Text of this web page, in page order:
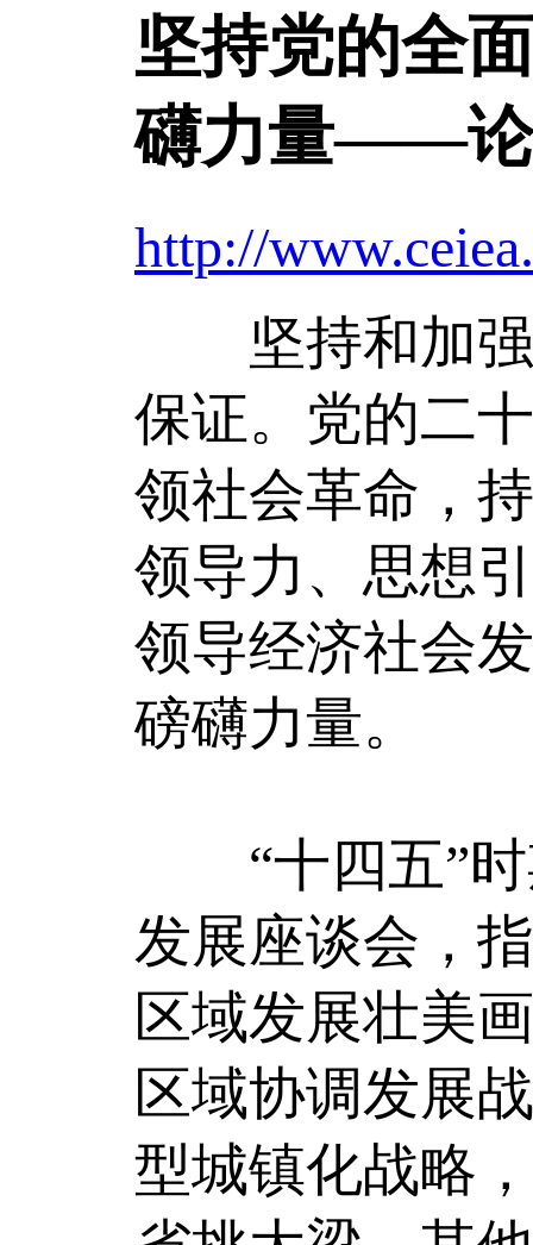
坚持党的全
礴力量——论
http://
坚持和加强
保证。党的二
领社会革命，
领导力、思想
领导经济社会
磅礴力量。
“十四五”时
发展座谈会，
区域发展壮美
区域协调发展
型城镇化战略